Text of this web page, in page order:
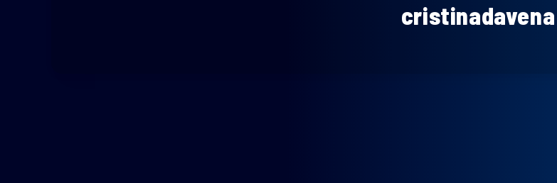
cristinadavena